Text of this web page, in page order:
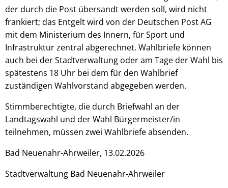
der durch die Post übersandt werden soll, wird nicht
frankiert; das Entgelt wird von der Deutschen Post AG
mit dem Ministerium des Innern, für Sport und
Infrastruktur zentral abgerechnet. Wahlbriefe können
auch bei der Stadtverwaltung oder am Tage der Wahl bis
spätestens 18 Uhr bei dem für den Wahlbrief
zuständigen Wahlvorstand abgegeben werden.
Stimmberechtigte, die durch Briefwahl an der
Landtagswahl und der Wahl Bürgermeister/in
teilnehmen, müssen zwei Wahlbriefe absenden.
Bad Neuenahr-Ahrweiler, 13.02.2026
Stadtverwaltung Bad Neuenahr-Ahrweiler